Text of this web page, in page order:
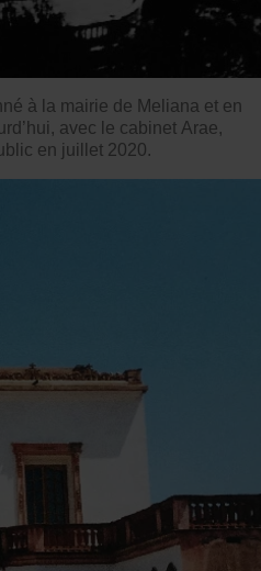
à la mairie de Meliana et en
avec le cabinet Arae,
en juillet 2020.